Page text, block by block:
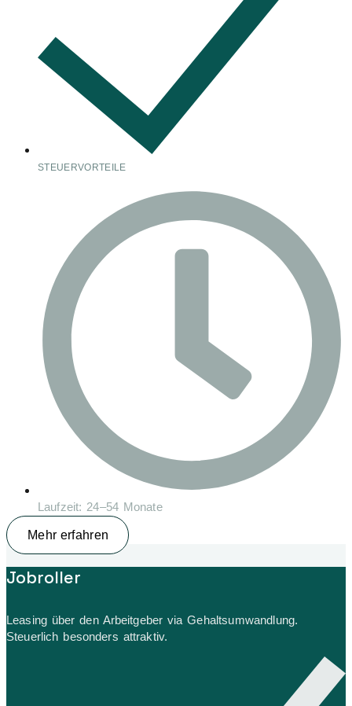
STEUERVORTEILE
Laufzeit: 24–54 Monate
Mehr erfahren
Jobroller
Leasing über den Arbeitgeber via Gehaltsumwandlung.
Steuerlich besonders attraktiv.